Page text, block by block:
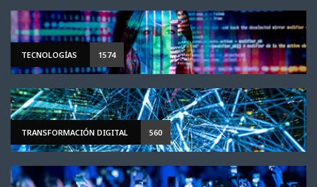
TECNOLOGÍAS 1574
TRANSFORMACIÓN DIGITAL 560